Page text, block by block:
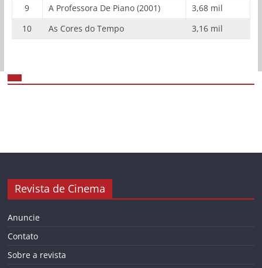
9
A Professora De Piano (2001)
3,68 mil
10
As Cores do Tempo 3,16 mil
Revista de Cinema
Anuncie
Contato
Sobre a revista